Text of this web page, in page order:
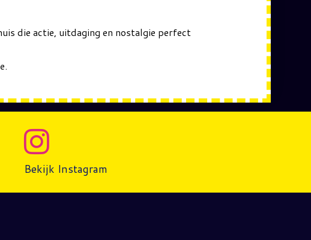
die actie, uitdaging en nostalgie perfect
Bekijk Instagram